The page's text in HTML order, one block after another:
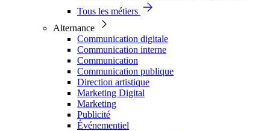
Tous les métiers
Alternance
Communication digitale
Communication interne
Communication
Communication publique
Direction artistique
Marketing Digital
Marketing
Publicité
Événementiel